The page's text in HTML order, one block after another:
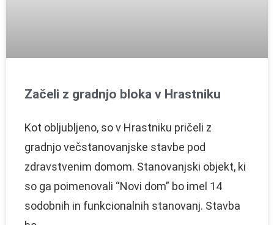
Začeli z gradnjo bloka v Hrastniku
Kot obljubljeno, so v Hrastniku pričeli z
gradnjo večstanovanjske stavbe pod
zdravstvenim domom. Stanovanjski objekt, ki
so ga poimenovali “Novi dom” bo imel 14
sodobnih in funkcionalnih stanovanj. Stavba